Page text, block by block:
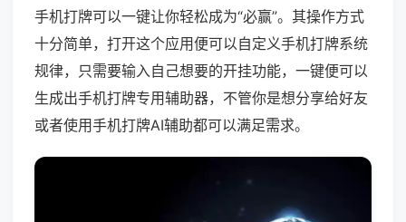
手机打牌可以一键让你轻松成为“必赢”。其操作方式
十分简单，打开这个应用便可以自定义手机打牌系统
规律，只需要输入自己想要的开挂功能，一键便可以
生成出手机打牌专用辅助器，不管你是想分享给好友
或者使用手机打牌AI辅助都可以满足需求。